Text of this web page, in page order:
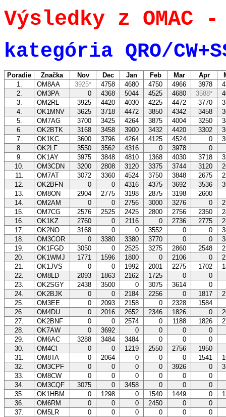
Výsledky z OMAC
kategória QRO/
Poradie Značka Nov Dec Jan Feb Mar Apr
1.
OM8AA 3925* 4758 4680 4750 4966 3978
2.
OM3PA 0 4368 5044 4525 4680 3588*
3.
OM2RL 3925 4420 4030 4225 4472 3770
4.
OK1MNV 3625 3718 4472 3850 4342 3458
5.
OM7AG 3700 3425 4264 3875 4004 3250
6.
OK2BTK 3168 3458 3900 3432 4420 3302
7.
OK1KC 3600 3796 4264 4125 4524 0
8.
OK2LF 3550 3562 4316 0 3978
0
9.
OK1AY 3975 3848 4810 1368 4030 3718
10.
OM3CDN 3200 2808 3120 3375 3744 3120
11.
OM7AT 3072 3360 4524 3750 3848 2675
12.
OK2BFN 0 0 4316 4375 3692 3536
13.
OM8ON 2904 2775 3198 2875 3198
2600
14.
OM2AM 0 0 2756 3000 3276 0
15.
OM7CG 2576 2525 2425 2800 2756 2350
16.
OK1KZ 2760 0 2116 0 2736 2775
17.
OK2NO 3168 0 0 3552 0 0
18.
OM3COR 0 3380 3380 3770 0 0
19.
OK1FGD 3050 0 2525 3275 2860 2548
20.
OK1WMJ 1771 1596 1800 0 2106 0
21.
OK1JVS 0 0 1992 2001 2275 1702
22.
OM8LD 2093 1863 2162 1725 0
0
23.
OK2SGY 2438 3500 0 3075 3614
0
24.
OK2BJK 0 0 2184 2256 0 1817
25.
OM3EE 0 2093 2158 0 2328
1584
26.
OM4DU 0 2016 2652 2346 1826 0
27.
OK2BNF 0 0 2574 0 1188 1826
28.
OK7AW 0 3692 0 0 0
0
29.
OM6AC 3288 3484 3484 0 0
0
30.
OM4CI 0 0 1219 2550 2756
1950
31.
OM8TA 0 2064 0 0 0 1541
32.
OM3CPF 0 0 0 0 3926 0
33.
OM8CW 0 0 0 0 0
0
34.
OM3CQF 3075 0 3458 0 0
0
35.
OK1HBM 0 1298 0 1540 1449 0
36.
OM6RM 0 0 0 2450 0
0
37.
OM5LR 0 0 0 0 0
0